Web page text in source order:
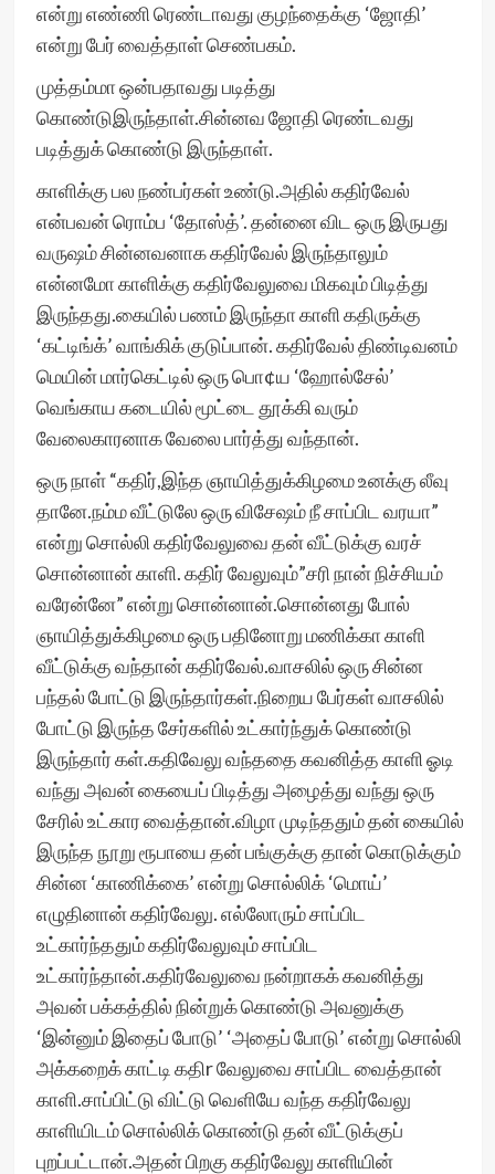
என்று எண்ணி ரெண்டாவது குழந்தைக்கு ‘ஜோதி’
என்று பேர் வைத்தாள் செண்பகம்.
முத்தம்மா ஒன்பதாவது படித்து
கொண்டுஇருந்தாள்.சின்னவ ஜோதி ரெண்டவது
படித்துக் கொண்டு இருந்தாள்.
காளிக்கு பல நண்பர்கள் உண்டு.அதில் கதிர்வேல்
என்பவன் ரொம்ப ‘தோஸ்த்’. தன்னை விட ஒரு இருபது
வருஷம் சின்னவனாக கதிர்வேல் இருந்தாலும்
என்னமோ காளிக்கு கதிர்வேலுவை மிகவும் பிடித்து
இருந்தது.கையில் பணம் இருந்தா காளி கதிருக்கு
‘கட்டிங்க்’ வாங்கிக் குடுப்பான். கதிர்வேல் திண்டிவனம்
மெயின் மார்கெட்டில் ஒரு பொ¢ய ‘ஹோல்சேல்’
வெங்காய கடையில் மூட்டை தூக்கி வரும்
வேலைகாரனாக வேலை பார்த்து வந்தான்.
ஒரு நாள் “கதிர்,இந்த ஞாயித்துக்கிழமை உனக்கு லீவு
தானே.நம்ம வீட்டுலே ஒரு விசேஷம் நீ சாப்பிட வரயா”
என்று சொல்லி கதிர்வேலுவை தன் வீட்டுக்கு வரச்
சொன்னான் காளி. கதிர் வேலுவும்”சரி நான் நிச்சியம்
வரேன்னே” என்று சொன்னான்.சொன்னது போல்
ஞாயித்துக்கிழமை ஒரு பதினோறு மணிக்கா காளி
வீட்டுக்கு வந்தான் கதிர்வேல்.வாசலில் ஒரு சின்ன
பந்தல் போட்டு இருந்தார்கள்.நிறைய பேர்கள் வாசலில்
போட்டு இருந்த சேர்களில் உட்கார்ந்துக் கொண்டு
இருந்தார் கள்.கதிவேலு வந்ததை கவனித்த காளி ஓடி
வந்து அவன் கையைப் பிடித்து அழைத்து வந்து ஒரு
சேரில் உட்கார வைத்தான்.விழா முடிந்ததும் தன் கையில்
இருந்த நூறு ரூபாயை தன் பங்குக்கு தான் கொடுக்கும்
சின்ன ‘காணிக்கை’ என்று சொல்லிக் ‘மொய்’
எழுதினான் கதிர்வேலு. எல்லோரும் சாப்பிட
உட்கார்ந்ததும் கதிர்வேலுவும் சாப்பிட
உட்கார்ந்தான்.கதிர்வேலுவை நன்றாகக் கவனித்து
அவன் பக்கத்தில் நின்றுக் கொண்டு அவனுக்கு
‘இன்னும் இதைப் போடு’ ‘அதைப் போடு’ என்று சொல்லி
அக்கறைக் காட்டி கதிr வேலுவை சாப்பிட வைத்தான்
காளி.சாப்பிட்டு விட்டு வெளியே வந்த கதிர்வேலு
காளியிடம் சொல்லிக் கொண்டு தன் வீட்டுக்குப்
புறப்பட்டான்.அதன் பிறகு கதிர்வேலு காளியின்